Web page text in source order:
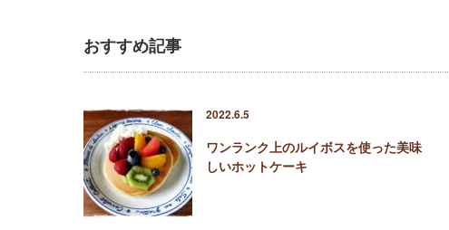
おすすめ記事
2022.6.5
ワンランク上のルイボスを使った美味
しいホットケーキ